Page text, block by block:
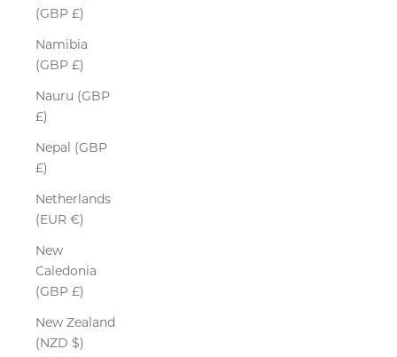
(GBP £)
Namibia
(GBP £)
Nauru (GBP
£)
Nepal (GBP
£)
Netherlands
(EUR €)
New
Caledonia
(GBP £)
New Zealand
(NZD $)